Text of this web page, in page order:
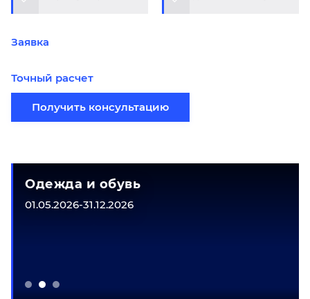
Заявка
Точный расчет
Получить консультацию
Одежда и обувь
01.05.2026-31.12.2026